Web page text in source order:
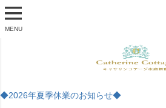
MENU
◆2026年夏季休業のお知らせ◆